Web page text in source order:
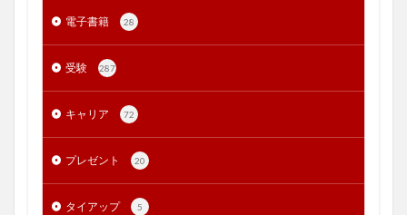
電子書籍 28
受験 287
キャリア 72
プレゼント 20
タイアップ 5